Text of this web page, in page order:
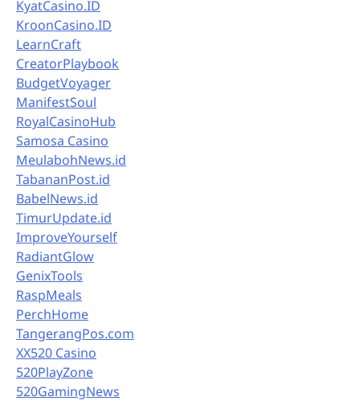
KyatCasino.ID
KroonCasino.ID
LearnCraft
CreatorPlaybook
BudgetVoyager
ManifestSoul
RoyalCasinoHub
Samosa Casino
MeulabohNews.id
TabananPost.id
BabelNews.id
TimurUpdate.id
ImproveYourself
RadiantGlow
GenixTools
RaspMeals
PerchHome
TangerangPos.com
XX520 Casino
520PlayZone
520GamingNews